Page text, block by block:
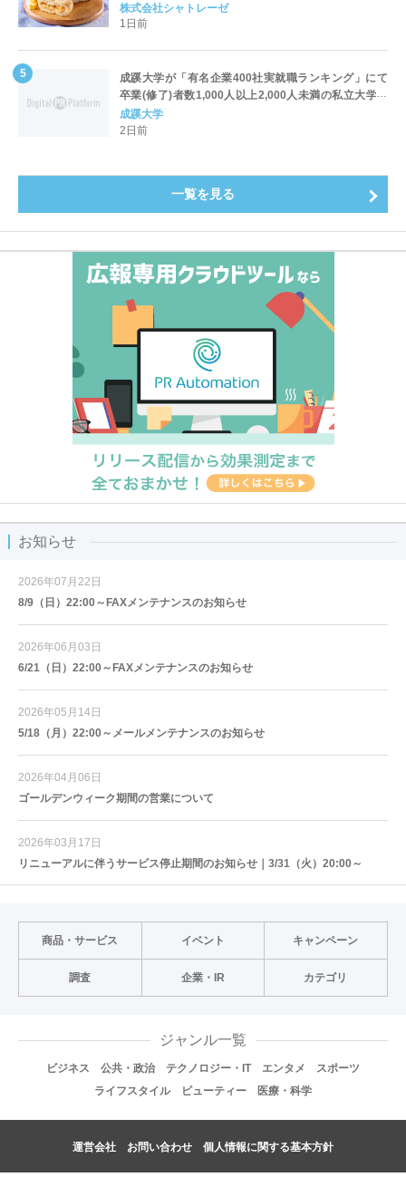
株式会社シャトレーゼ
1日前
成蹊大学が「有名企業400社実就職ランキング」にて
卒業(修了)者数1,000人以上2,000人未満の私立大学で
全国第1位を獲得！～実就職率は26.5%（前年比＋
4.3pt）に伸長、東京の私立大学でも10位にランクイン
成蹊大学
2日前
一覧を見る
お知らせ
2026年07月22日
8/9（日）22:00～FAXメンテナンスのお知らせ
2026年06月03日
6/21（日）22:00～FAXメンテナンスのお知らせ
2026年05月14日
5/18（月）22:00～メールメンテナンスのお知らせ
2026年04月06日
ゴールデンウィーク期間の営業について
2026年03月17日
リニューアルに伴うサービス停止期間のお知らせ｜3/31（火）20:00～
商品・サービス イベント キャンペーン
調査 企業・IR カテゴリ
ジャンル一覧
ビジネス 公共・政治 テクノロジー・IT エンタメ
スポーツ
ライフスタイル
ビューティー 医療・科学
運営会社 お問い合わせ 個人情報に関する基本方針